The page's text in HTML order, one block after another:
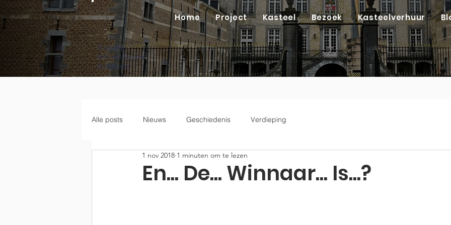
Stichting
Behoud Kasteel
Borgharen
Home Project Kasteel Bezoek Kasteelverhuur
Alle posts Nieuws Geschiedenis Verdieping
En... De... Winnaar... Is...?
1 nov 2018 1 minuten om te lezen